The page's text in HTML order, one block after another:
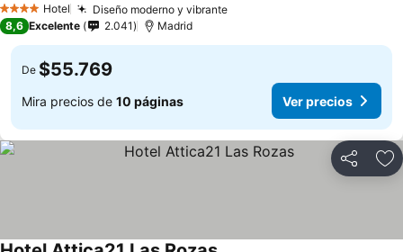
4 EstrellasHotel Diseño moderno y vibrante
8,6 Excelente 2.041 Madrid
De $55.769
Mira precios de 10 páginas Ver precios
Compartir